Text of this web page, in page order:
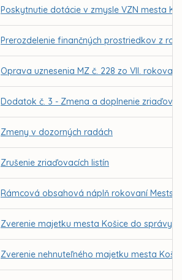
Poskytnutie dotácie v zmysle VZN mesta
Prerozdelenie finančných prostriedkov z
Oprava uznesenia MZ č. 228 zo VII.
Dodatok č. 3 - Zmena a doplnenie
Zmeny v dozorných radách
Zrušenie zriaďovacích listín
Rámcová obsahová náplň rokovaní
Zverenie majetku mesta Košice do správy
Zverenie nehnuteľného majetku mesta